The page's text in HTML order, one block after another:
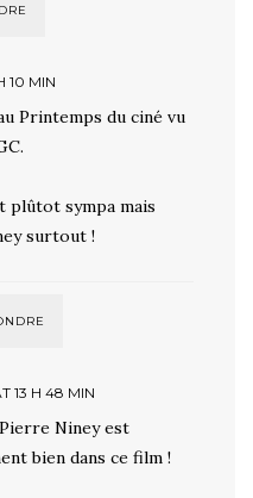
10 MIN
Printemps du ciné vu
plûtot sympa mais
surtout !
13 H 48 MIN
Niney est
bien dans ce film !